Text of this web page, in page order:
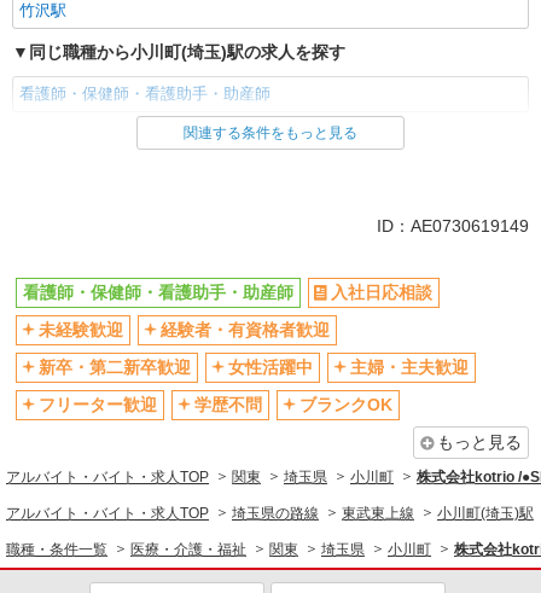
竹沢駅
同じ職種から小川町(埼玉)駅の求人を探す
看護師・保健師・看護助手・助産師
同じ雇用形態から小川町(埼玉)駅の求人を探す
経験者・有資格者歓迎
新卒・第二新卒歓迎
女性活躍中
主婦・主夫歓迎
フリーター歓迎
学歴不問
ブランクOK
ミドル（40代～）活躍中
シニア（60代～）活躍中
高収入・高額
ボーナス・賞与あり
昇給あり
完全週休2日制
フルタイム歓迎
禁煙・分煙
駅直結・駅チカ
車通勤OK
関連する条件をもっと見る
ID：AE0730619149
看護師・保健師・看護助手・助産師
入社日応相談
未経験歓迎
経験者・有資格者歓迎
新卒・第二新卒歓迎
女性活躍中
主婦・主夫歓迎
フリーター歓迎
学歴不問
ブランクOK
もっと見る
アルバイト・バイト・求人TOP 関東 埼玉県 小川町 株式会社kotrio /
アルバイト・バイト・求人TOP 埼玉県の路線 東武東上線 小川町(埼玉)駅
職種・条件一覧 医療・介護・福祉 関東 埼玉県 小川町 株式会社